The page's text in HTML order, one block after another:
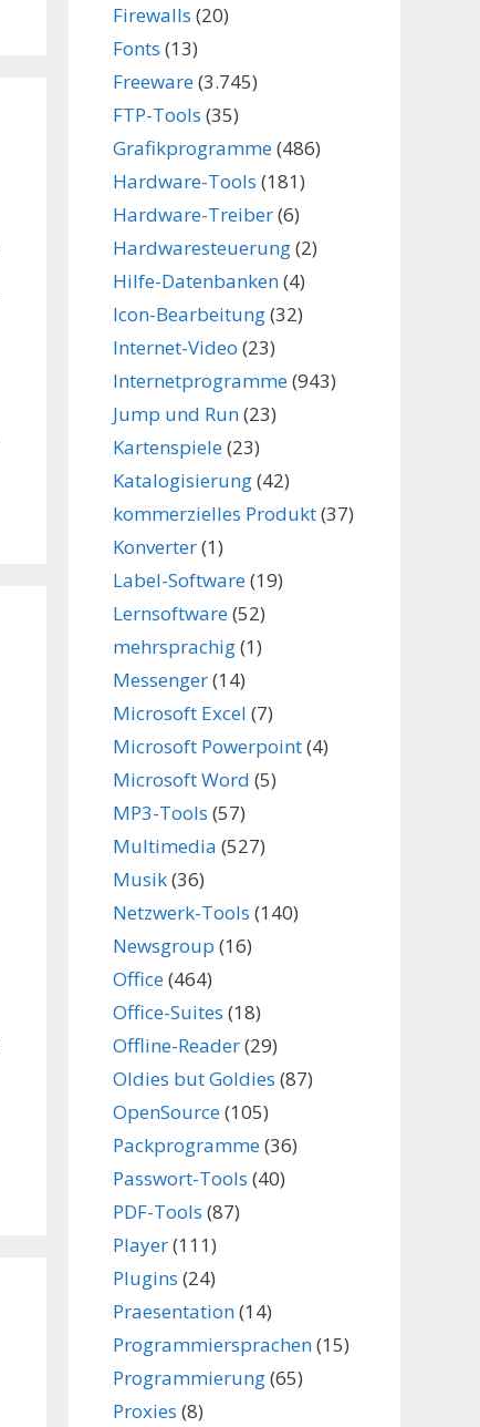
Firewalls (20)
Fonts (13)
Freeware(3.745)
FTP-Tools (35)
Grafikprogramme(486)
Hardware-Tools (181)
Hardware-Treiber(6)
Hardwaresteuerung(2)
Hilfe-Datenbanken(4)
Icon-Bearbeitung(32)
Internet-Video (23)
Internetprogramme(943)
Jump und Run(23)
Kartenspiele(23)
Katalogisierung(42)
kommerzielles Produkt(37)
Konverter(1)
Label-Software(19)
Lernsoftware(52)
mehrsprachig(1)
Messenger(14)
Microsoft Excel (7)
Microsoft Powerpoint(4)
Microsoft Word (5)
MP3-Tools (57)
Multimedia (527)
Musik(36)
Netzwerk-Tools (140)
Newsgroup (16)
Office(464)
Office-Suites (18)
Offline-Reader(29)
Oldies but Goldies (87)
OpenSource(105)
Packprogramme(36)
Passwort-Tools (40)
PDF-Tools (87)
Player(111)
Plugins (24)
Praesentation(14)
Programmiersprachen(15)
Programmierung(65)
Proxies (8)